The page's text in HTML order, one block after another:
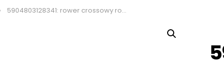
5904803128341: rower crossowy romet orkan 5m 2023, kolor zielony-grafitowy, rozmiar 20″